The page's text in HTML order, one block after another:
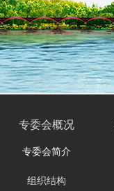
专委会简介
组织结构
专委会概况